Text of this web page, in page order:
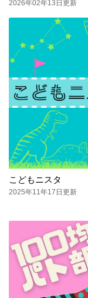
2026年02年13日更新
こどもニスタ
2025年11年17日更新